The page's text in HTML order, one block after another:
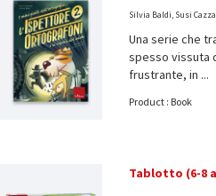
Silvia Baldi, Susi
Una serie che
spesso vissuta
frustrante, in ...
Product : Book
Tablotto (6-8